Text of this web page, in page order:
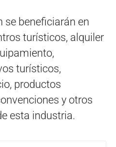
beneficiarán en
turísticos, alquiler
turísticos,
productos
y otros
esta industria.